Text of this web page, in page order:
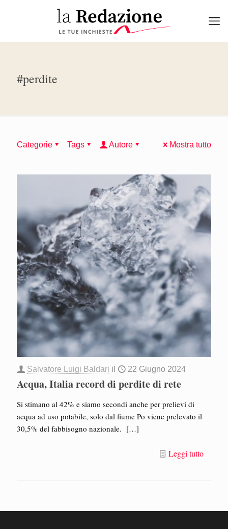
#perdite
Categorie Tags Autore Mostra tutto
Salvatore Luigi Baldari il 22 Giugno 2024
Acqua, Italia record di perdite di rete
Si stimano al 42% e siamo secondi anche per prelievi di
acqua ad uso potabile, solo dal fiume Po viene prelevato il
30,5% del fabbisogno nazionale. […]
Leggi tutto